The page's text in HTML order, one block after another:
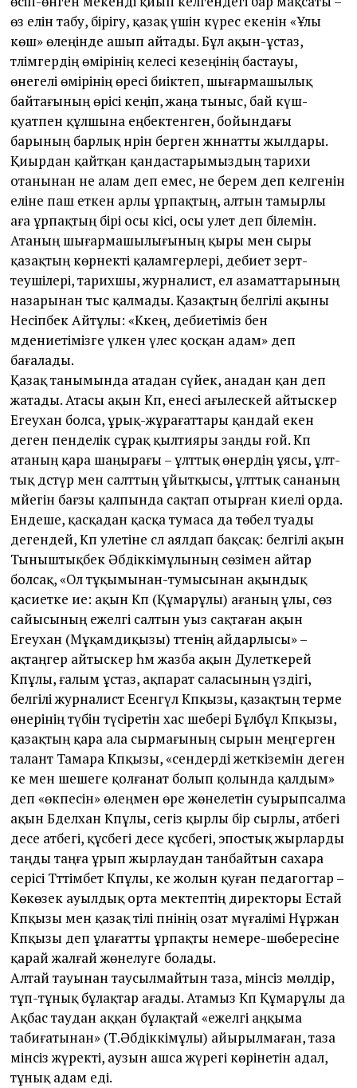
өз елін табу, бірігу, қазақ үшін күрес екенін «Ұлы
көш» өлеңінде ашып айтады. Бұл ақын-ұстаз,
тәлімгердің өмірінің келесі кезеңінің бастауы,
өнегелі өмірінің өресі биіктеп, шығармашылық
байтағының өрісі кеңіп, жаңа тыныс, бай күш-
қуатпен құлшына еңбектенген, бойындағы
барының барлық нәрін берген жәннат­ты жылдары.
Қиырдан қайтқан қандастарымыздың тарихи
отанынан не алам деп емес, не берем деп келгенін
еліне паш еткен арлы ұрпақтың, алтын тамырлы
аға ұрпақтың бірі осы кісі, осы әулет деп білемін.
Атаның шығармашылығының қыры мен сыры
қазақтың көрнекті қаламгерлері, әдебиет зерт­
теушілері, тарихшы, журналист, ел азамат­тарының
назарынан тыс қалмады. Қазақтың белгілі ақыны
Несіпбек Айтұлы: «Кәкең, әдебиетіміз бен
мәдениетімізге үлкен үлес қосқан адам» деп
бағалады.
Қазақ танымында атадан сүйек, анадан қан деп
жатады. Атасы ақын Кәп, енесі ағылескей айтыскер
Егеухан болса, ұрық-жұрағат­тары қандай екен
деген пенделік сұрақ қылтияры заңды ғой. Кәп
атаның қара шаңырағы – ұлт­тық өнердің ұясы, ұлт­
тық дәстүр мен салт­тың ұйытқысы, ұлт­тық сананың
мәйегін бағзы қалпында сақтап отырған киелі орда.
Ендеше, қасқадан қасқа тумаса да төбел туады
дегендей, Кәп әулетіне сәл аялдап бақсақ: белгілі ақын
Тыныштықбек Әбдікәкімұлының сөзімен айтар
болсақ, «Ол тұқымынан-тумысынан ақындық
қасиетке ие: ақын Кәп (Құмарұлы) ағаның ұлы, сөз
сайысының ежелгі салтын уыз сақтаған ақын
Егеухан (Мұқамәдиқызы) тәтенің айдарлысы» –
ақтаңгер айтыскер һәм жазба ақын Дәулеткерей
Кәпұлы, ғалым ұстаз, ақпарат саласының үздігі,
белгілі журналист Есенгүл Кәпқызы, қазақтың терме
өнерінің түбін түсіретін хас шебері Бұлбұл Кәпқызы,
қазақтың қара ала сырмағының сырын меңгерген
талант Тамара Кәпқызы, «сендерді жеткіземін деген
әке мен шешеге қолғанат болып қолында қалдым»
деп «өкпесін» өлеңмен өре жөнелетін суырыпсалма
ақын Бәделхан Кәпұлы, сегіз қырлы бір сырлы, атбегі
десе атбегі, құсбегі десе құсбегі, эпостық жырларды
таңды таңға ұрып жырлаудан танбайтын сахара
серісі Тәт­тімбет Кәпұлы, әке жолын қуған педагогтар –
Көкөзек ауылдық орта мектептің директоры Естай
Кәпқызы мен қазақ тілі пәнінің озат мүғалімі Нұржан
Кәпқызы деп ұлағат­ты ұрпақты немере-шөбересіне
қарай жалғай жөнелуге болады.
Алтай тауынан таусылмайтын таза, мінсіз мөлдір,
тұп-тұнық бұлақтар ағады. Атамыз Кәп Құмарұлы да
Ақбас таудан аққан бұлақтай «ежелгі аңқыма
табиғатынан» (Т.Әбдікәкімұлы) айырылмаған, таза
мінсіз жүректі, аузын ашса жүрегі көрінетін адал,
тұнық адам еді.